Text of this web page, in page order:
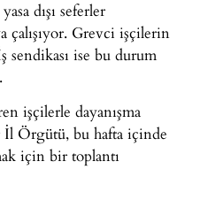
dışı seferler
çalışıyor. Grevci işçilerin
ise bu durum
işçilerle dayanışma
Örgütü, bu hafta içinde
için bir toplantı